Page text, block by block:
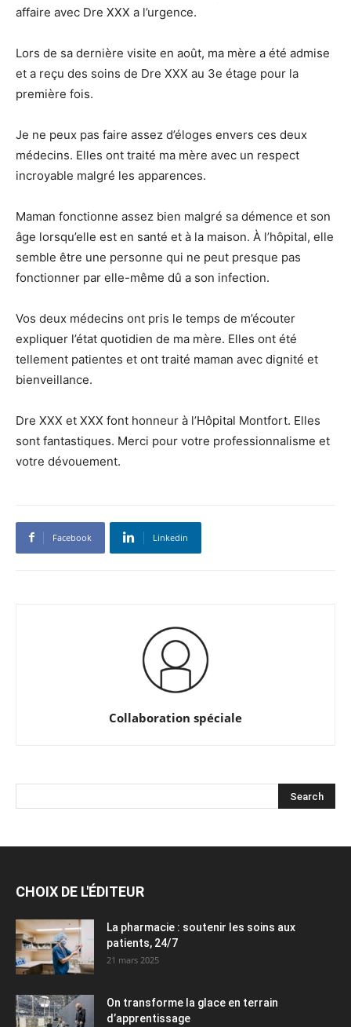
affaire avec Dre XXX a l’urgence.
Lors de sa dernière visite en août, ma mère a été admise
et a reçu des soins de Dre XXX au 3e étage pour la
première fois.
Je ne peux pas faire assez d’éloges envers ces deux
médecins. Elles ont traité ma mère avec un respect
incroyable malgré les apparences.
Maman fonctionne assez bien malgré sa démence et son
âge lorsqu’elle est en santé et à la maison. À l’hôpital, elle
semble être une personne qui ne peut presque pas
fonctionner par elle-même dû a son infection.
Vos deux médecins ont pris le temps de m’écouter
expliquer l’état quotidien de ma mère. Elles ont été
tellement patientes et ont traité maman avec dignité et
bienveillance.
Dre XXX et XXX font honneur à l’Hôpital Montfort. Elles
sont fantastiques. Merci pour votre professionnalisme et
votre dévouement.
Facebook Linkedin
Collaboration spéciale
CHOIX DE L'ÉDITEUR
La pharmacie : soutenir les soins aux
patients, 24/7
21 mars 2025
On transforme la glace en terrain
d’apprentissage